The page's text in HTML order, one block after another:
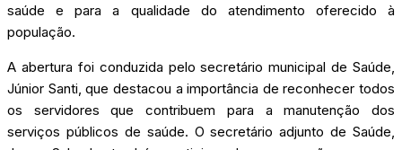
saúde e para a qualidade do atendimento oferecido à
população.
A abertura foi conduzida pelo secretário municipal de Saúde,
Júnior Santi, que destacou a importância de reconhecer todos
os servidores que contribuem para a manutenção dos
serviços públicos de saúde. O secretário adjunto de Saúde,